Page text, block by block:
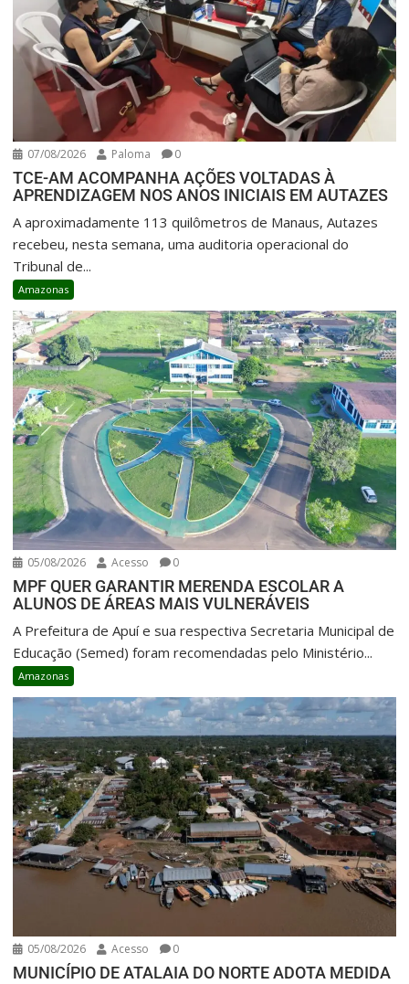
07/08/2026 Paloma 0
TCE-AM ACOMPANHA AÇÕES VOLTADAS À
APRENDIZAGEM NOS ANOS INICIAIS EM AUTAZES
A aproximadamente 113 quilômetros de Manaus, Autazes
recebeu, nesta semana, uma auditoria operacional do
Tribunal de...
Amazonas
05/08/2026 Acesso 0
MPF QUER GARANTIR MERENDA ESCOLAR A
ALUNOS DE ÁREAS MAIS VULNERÁVEIS
A Prefeitura de Apuí e sua respectiva Secretaria Municipal de
Educação (Semed) foram recomendadas pelo Ministério...
Amazonas
05/08/2026 Acesso 0
MUNICÍPIO DE ATALAIA DO NORTE ADOTA MEDIDA